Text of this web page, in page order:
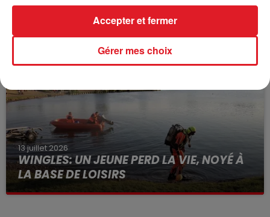
BÉTHUNE: ENQUÊTE POUR HOMICIDE
VOLONTAIRE EN COURS, APRÈS LA...
Selon les premiers éléments, le logement servait
à des prostituées
13 juillet 2026
WINGLES: UN JEUNE PERD LA VIE, NOYÉ À
LA BASE DE LOISIRS
La victime a coulé à pic
Gérer mes choix
Accepter et fermer